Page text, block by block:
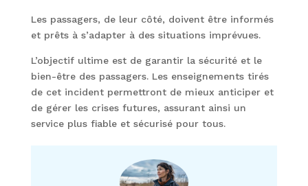
Les passagers, de leur côté, doivent être informés
et prêts à s’adapter à des situations imprévues.
L’objectif ultime est de garantir la sécurité et le
bien-être des passagers. Les enseignements tirés
de cet incident permettront de mieux anticiper et
de gérer les crises futures, assurant ainsi un
service plus fiable et sécurisé pour tous.